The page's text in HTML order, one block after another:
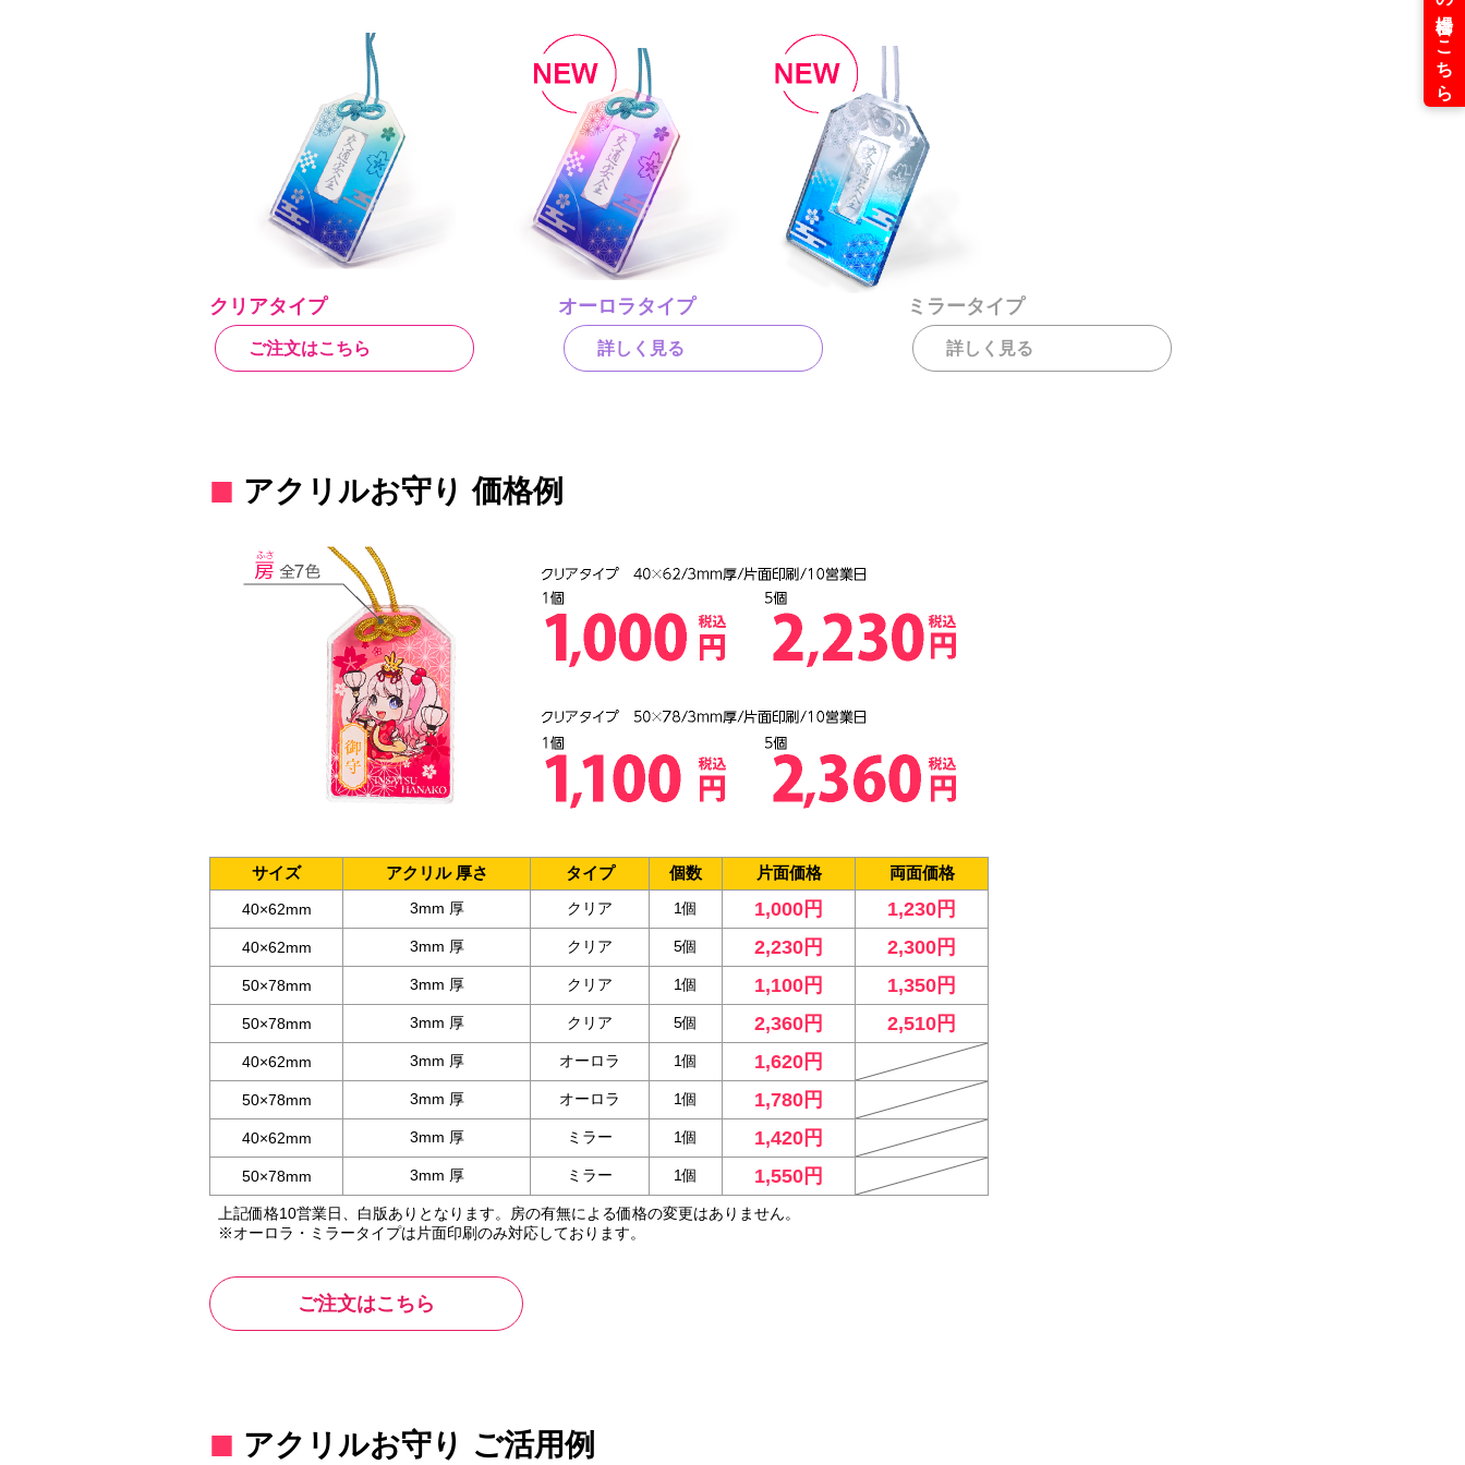
クリアタイプ
ご注文はこちら
オーロラタイプ
詳しく見る
ミラータイプ
詳しく見る
アクリルお守り 価格例
サイズ アクリル 厚さ タイプ 個数 片面価格 両面価格
40×62mm 3mm 厚 クリア 1個 1,000円 1,230円
40×62mm 3mm 厚 クリア 5個 2,230円 2,300円
50×78mm 3mm 厚 クリア 1個 1,100円 1,350円
50×78mm 3mm 厚 クリア 5個 2,360円 2,510円
40×62mm 3mm 厚 オーロラ 1個 1,620円
50×78mm 3mm 厚 オーロラ 1個 1,780円
40×62mm 3mm 厚 ミラー 1個 1,420円
50×78mm 3mm 厚 ミラー 1個 1,550円
上記価格10営業日、白版ありとなります。房の有無による価格の変更はありません。
※オーロラ・ミラータイプは片面印刷のみ対応しております。
ご注文はこちら
アクリルお守り ご活用例